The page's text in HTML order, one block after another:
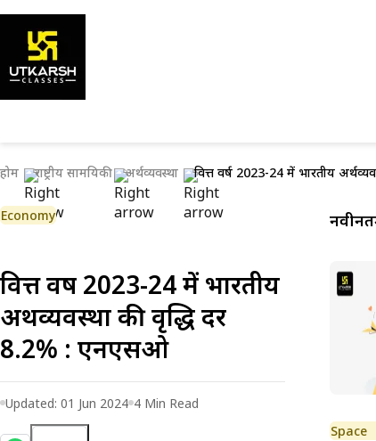
होम राष्ट्रीय सामयिकी अर्थव्यवस्था वित्त वर्ष 2023-24 में भारतीय
Economy
वित्त वर्ष 2023-24 में भारतीय
अर्थव्यवस्था की वृद्धि दर
8.2% : एनएसओ
Updated: 01 Jun 2024 4 Min Read
Space